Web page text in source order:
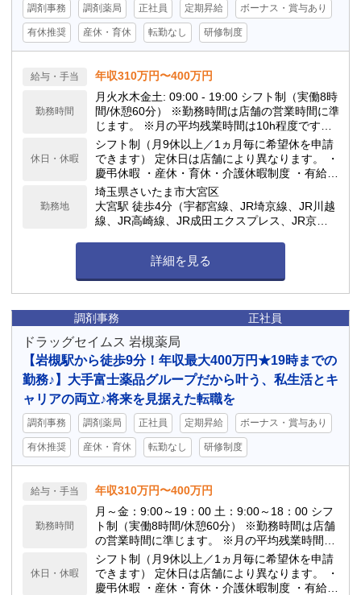
調剤事務 調剤薬局 正社員 定期昇給 ボーナス・賞与あり
有休推奨 産休・育休 転勤なし 研修制度
給与・手当 年収310万円〜400万円
勤務時間
月火水木金土: 09:00 - 19:00 シフト制（実働8時
間/休憩60分） ※勤務時間は店舗の営業時間に準
じます。 ※月の平均残業時間は10h程度です。
当ドラッグストアは閉局時間が早いのが特徴
で、18:00や19:00の閉局が多いです。
休日・休暇
シフト制（月9休以上／1ヵ月毎に希望休を申請
できます） 定休日は店舗により異なります。 ・
慶弔休暇 ・産休・育休・介護休暇制度 ・有給休
暇(勤務6ヶ月後10日付与) ★年間休日117日
勤務地
埼玉県さいたま市大宮区
大宮駅 徒歩4分（宇都宮線、JR埼京線、JR川越
線、JR高崎線、JR成田エクスプレス、JR京浜
（東武野田線））
詳細を見る
調剤事務 正社員
ドラッグセイムス 岩槻薬局
【岩槻駅から徒歩9分！年収最大400万円★19時までの
勤務♪】大手富士薬品グループだから叶う、私生活とキ
ャリアの両立♪将来を見据えた転職を
調剤事務 調剤薬局 正社員 定期昇給 ボーナス・賞与あり
有休推奨 産休・育休 転勤なし 研修制度
給与・手当 年収310万円〜400万円
勤務時間
月～金：9:00～19：00 土：9:00～18：00 シフ
ト制（実働8時間/休憩60分） ※勤務時間は店舗
の営業時間に準じます。 ※月の平均残業時間は
10h程度です。 当ドラッグストアは閉局時間が
早いのが特徴で、18:00や19:00の閉局が多いで
す。
休日・休暇
シフト制（月9休以上／1ヵ月毎に希望休を申請
できます） 定休日は店舗により異なります。 ・
慶弔休暇 ・産休・育休・介護休暇制度 ・有給休